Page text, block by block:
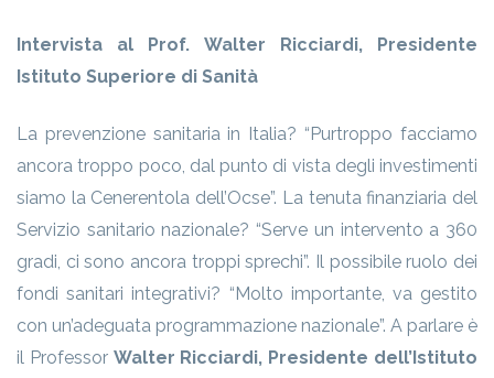
Intervista al Prof. Walter Ricciardi, Presidente
Istituto Superiore di Sanità
La prevenzione sanitaria in Italia? “Purtroppo facciamo
ancora troppo poco, dal punto di vista degli investimenti
siamo la Cenerentola dell’Ocse”. La tenuta finanziaria del
Servizio sanitario nazionale? “Serve un intervento a 360
gradi, ci sono ancora troppi sprechi”. Il possibile ruolo dei
fondi sanitari integrativi? “Molto importante, va gestito
con un’adeguata programmazione nazionale”. A parlare è
il Professor Walter Ricciardi, Presidente dell’Istituto